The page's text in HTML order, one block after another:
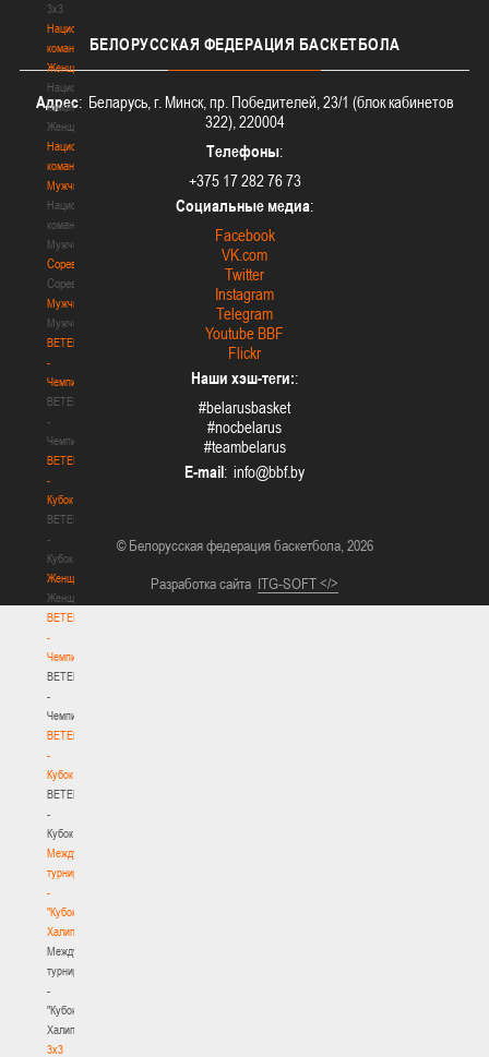
3х3
Национальная
команда.
Женщины
Национальная
команда.
Женщины
Национальная
команда.
Мужчины
Национальная
команда.
Мужчины
Соревнования
Соревнования
Мужчины
Мужчины
BETERA
-
Чемпионат
BETERA
-
Чемпионат
BETERA
-
Кубок
BETERA
-
Кубок
Женщины
Женщины
BETERA
-
Чемпионат
BETERA
-
Чемпионат
BETERA
-
Кубок
BETERA
-
Кубок
Международный
турнир
-
"Кубок
Халипского"
Международный
турнир
-
"Кубок
Халипского"
3x3
БЕЛОРУССКАЯ ФЕДЕРАЦИЯ БАСКЕТБОЛА
Адрес: Беларусь, г. Минск, пр. Победителей, 23/1 (блок кабинетов
322), 220004
Телефоны:
+375 17 282 76 73
Социальные медиа:
Facebook
VK.com
Twitter
Instagram
Telegram
Youtube BBF
Flickr
Наши хэш-теги::
#belarusbasket
#nocbelarus
#teambelarus
E-mail:
© Белорусская федерация баскетбола, 2026
Разработка сайта ITG-SOFT </>